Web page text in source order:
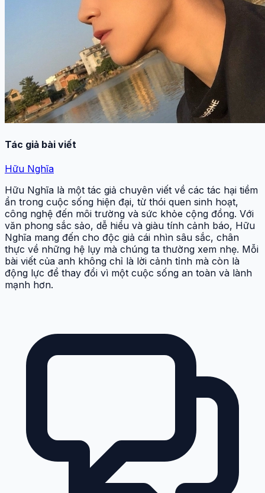
Tác giả bài viết
Hữu Nghĩa
Hữu Nghĩa là một tác giả chuyên viết về các tác hại tiềm
ẩn trong cuộc sống hiện đại, từ thói quen sinh hoạt,
công nghệ đến môi trường và sức khỏe cộng đồng. Với
văn phong sắc sảo, dễ hiểu và giàu tính cảnh báo, Hữu
Nghĩa mang đến cho độc giả cái nhìn sâu sắc, chân
thực về những hệ lụy mà chúng ta thường xem nhẹ. Mỗi
bài viết của anh không chỉ là lời cảnh tỉnh mà còn là
động lực để thay đổi vì một cuộc sống an toàn và lành
mạnh hơn.